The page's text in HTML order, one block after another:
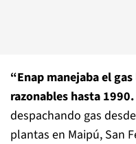
“Enap manejaba el
razonables hasta 1990.
despachando gas
plantas en Maipú, San